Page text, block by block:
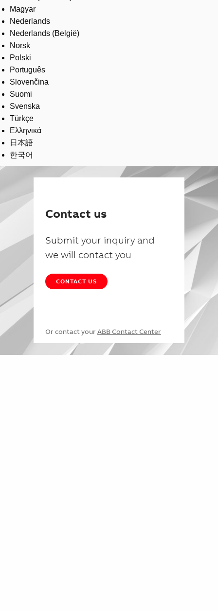
Magyar
Nederlands
Nederlands (België)
Norsk
Polski
Português
Slovenčina
Suomi
Svenska
Türkçe
Ελληνικά
日本語
한국어
Contact us
Submit your inquiry and
we will contact you
CONTACT US
Or contact your ABB Contact Center